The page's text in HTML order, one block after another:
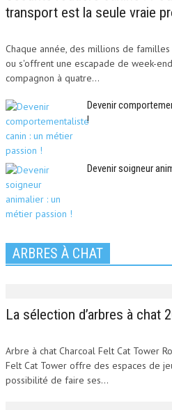
transport est la seule vraie
Chaque année, des millions de
ou s'offrent une escapade de week-
compagnon à quatre...
Devenir
!
Devenir soigneur
ARBRES À CHAT
La sélection d’arbres à chat
Arbre à chat Charcoal Felt Cat Tower
Felt Cat Tower offre des espaces de
possibilité de faire ses...